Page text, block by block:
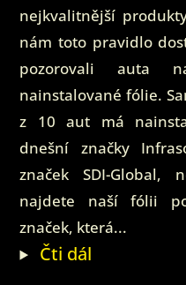
nejkvalitnější
nám toto pravidlo
pozorovali auta
nainstalované fólie.
z 10 aut má
dnešní značky
značek SDI-Global,
najdete naší fólii
značek, která...
Čti dál